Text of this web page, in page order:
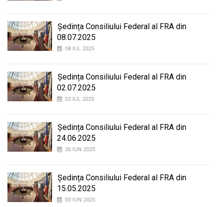
Ședința Consiliului Federal al FRA din
08.07.2025
08 IUL 2025
Ședința Consiliului Federal al FRA din
02.07.2025
02 IUL 2025
Ședința Consiliului Federal al FRA din
24.06.2025
26 IUN 2025
Ședința Consiliului Federal al FRA din
15.05.2025
03 IUN 2025